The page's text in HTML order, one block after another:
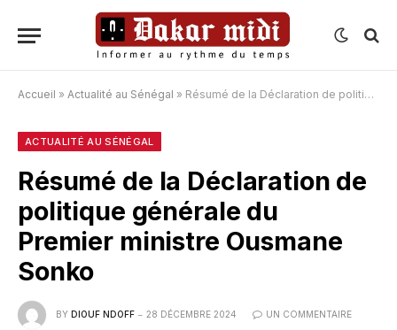
Accueil » Actualité au Sénégal » Résumé de la Déclaration de politique générale du Premier ministre Ousmane Sonko
ACTUALITÉ AU SÉNÉGAL
Résumé de la Déclaration de
politique générale du
Premier ministre Ousmane
Sonko
BY DIOUF NDOFF 28 DÉCEMBRE 2024 UN COMMENTAIRE